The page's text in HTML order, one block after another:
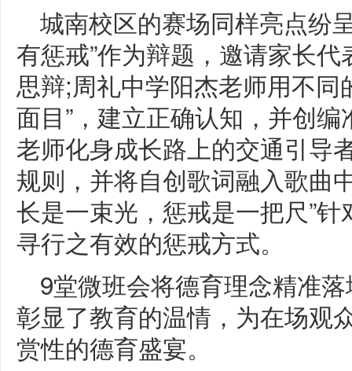
城南校区的赛场同样亮点纷
有惩戒”作为辩题，邀请家长
思辩;周礼中学阳杰老师用不同
面目”，建立正确认知，并创
老师化身成长路上的交通引导
规则，并将自创歌词融入歌曲
长是一束光，惩戒是一把尺”
寻行之有效的惩戒方式。
9堂微班会将德育理念精准
彰显了教育的温情，为在场观
赏性的德育盛宴。